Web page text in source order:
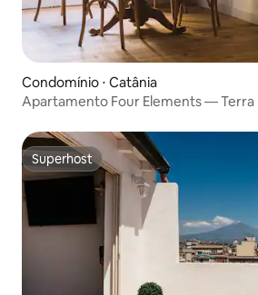
Condomínio ⋅ Catânia
Apartamento Four Elements — Terra
Superhost
Superhost